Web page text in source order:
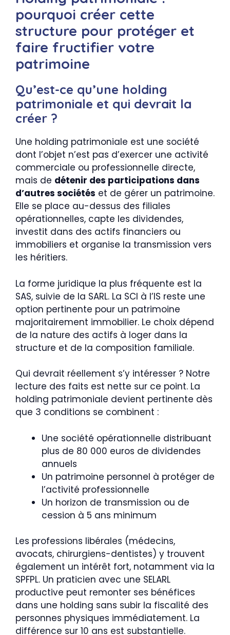
pourquoi créer cette
structure pour protéger et
faire fructifier votre
patrimoine
Qu’est-ce qu’une holding
patrimoniale et qui devrait la
créer ?
Une holding patrimoniale est une société
dont l’objet n’est pas d’exercer une activité
commerciale ou professionnelle directe,
mais de détenir des participations dans
d’autres sociétés et de gérer un patrimoine.
Elle se place au-dessus des filiales
opérationnelles, capte les dividendes,
investit dans des actifs financiers ou
immobiliers et organise la transmission vers
les héritiers.
La forme juridique la plus fréquente est la
SAS, suivie de la SARL. La SCI à l’IS reste une
option pertinente pour un patrimoine
majoritairement immobilier. Le choix dépend
de la nature des actifs à loger dans la
structure et de la composition familiale.
Qui devrait réellement s’y intéresser ? Notre
lecture des faits est nette sur ce point. La
holding patrimoniale devient pertinente dès
que 3 conditions se combinent :
Une société opérationnelle distribuant
plus de 80 000 euros de dividendes
annuels
Un patrimoine personnel à protéger de
l’activité professionnelle
Un horizon de transmission ou de
cession à 5 ans minimum
Les professions libérales (médecins,
avocats, chirurgiens-dentistes) y trouvent
également un intérêt fort, notamment via la
SPFPL. Un praticien avec une SELARL
productive peut remonter ses bénéfices
dans une holding sans subir la fiscalité des
personnes physiques immédiatement. La
différence sur 10 ans est substantielle.